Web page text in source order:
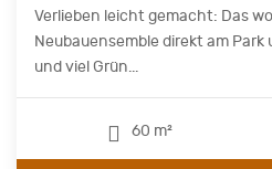
Verlieben leicht gemacht: Das
Neubauensemble direkt am
und viel Grün...
60 m²